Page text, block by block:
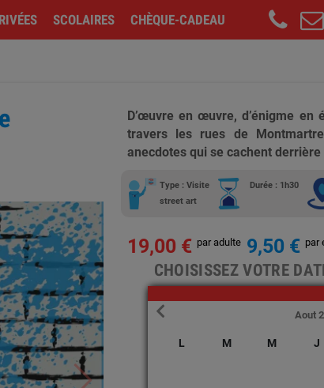
SCOLAIRES CHÈQUE-CADEAU
D’œuvre en œuvre, d’énigme en
travers les rues de
anecdotes qui se cachent
Type : Visite
street art
Durée : 1h30
19,00 € par adulte 9,50 € par
CHOISISSEZ VOTRE
Aout
L M M J